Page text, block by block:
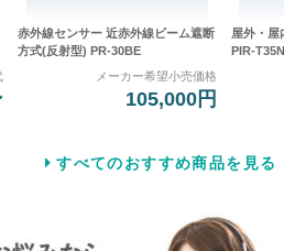
赤外線センサー 近赤外線ビーム遮断
方式(反射型) PR-30BE
メーカー希望小売価格
105,000円
屋外・屋
PIR-
すべてのおすすめ商品を見る